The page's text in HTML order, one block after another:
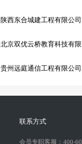
陕西东合城建工程有限公司
北京双优云桥教育科技有限
贵州远庭通信工程有限公司
联系方式
会员专职客服：400-